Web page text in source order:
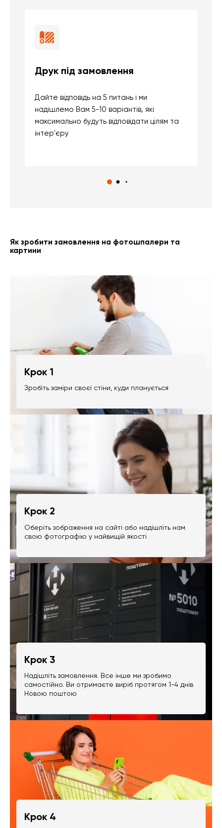
Друк під замовлення
Дайте відповідь на 5 питань і ми
надішлемо Вам 5-10 варіантів, які
максимально будуть відповідати цілям та
інтер'єру
Як зробити замовлення на фотошпалери та
картини
Крок 1
Зробіть заміри своєї стіни, куди планується
Крок 2
Оберіть зображення на сайті або надішліть нам
свою фотографію у найвищій якості
Крок 3
Надішліть замовлення. Все інше ми зробимо
самостійно. Ви отримаєте виріб протягом 1-4 днів
Новою поштою
Крок 4